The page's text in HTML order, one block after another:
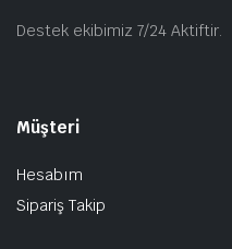
Destek ekibimiz 7/24 Aktiftir.
Müşteri
Hesabım
Sipariş Takip